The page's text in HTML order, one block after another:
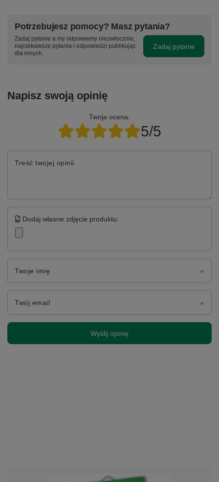
Potrzebujesz pomocy? Masz pytania?
Zadaj pytanie a my odpowiemy niezwłocznie,
najciekawsze pytania i odpowiedzi publikując
dla innych.
Zadaj pytanie
Napisz swoją opinię
Twoja ocena:
5/5
Treść twojej opinii
Dodaj własne zdjęcie produktu:
Twoje imię
Twój email
Wyślij opinię